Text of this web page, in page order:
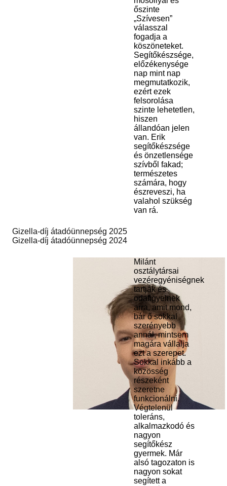
őszinte
„Szívesen”
válasszal
fogadja a
köszöneteket.
Segítőkészsége,
előzékenysége
nap mint nap
megmutatkozik,
ezért ezek
felsorolása
szinte lehetetlen,
hiszen
állandóan jelen
van. Erik
segítőkészsége
és önzetlensége
szívből fakad;
természetes
számára, hogy
észreveszi, ha
valahol szükség
van rá.
Gizella-díj átadóünnepség 2025
Gizella-díj átadóünnepség 2024
Milánt
osztálytársai
vezéregyéniségnek
tartják és
odafigyelnek
arra, amit mond,
bár ő sokkal
szerényebb
annál, mintsem
magára vállalja
ezt a szerepet.
Sokkal inkább a
közösség
részeként
szeretne
funkcionálni.
Végtelenül
toleráns,
alkalmazkodó és
nagyon
segítőkész
gyermek. Már
alsó tagozaton is
nagyon sokat
segített a